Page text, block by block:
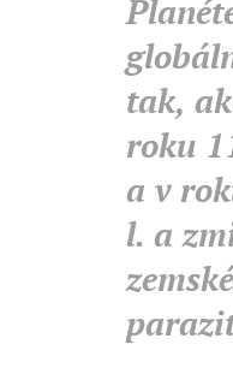
tak,
roku
a v
l. a